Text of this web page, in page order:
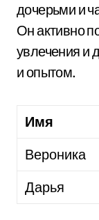
дочерьми и
Он активно
увлечения и
и опытом.
Имя
Вероника
Дарья